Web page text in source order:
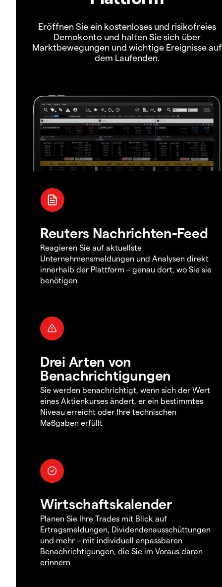
Eröffnen Sie ein kostenloses und risikofreies
Demokonto und halten Sie sich über
Marktbewegungen und wichtige Ereignisse auf
dem Laufenden.
Reuters Nachrichten-Feed
Reagieren Sie auf aktuellste
Unternehmensmeldungen und Analysen direkt
innerhalb der Plattform – genau dort, wo Sie sie
benötigen
Drei Arten von
Benachrichtigungen
Sie werden benachrichtigt, wenn sich der Wert
eines Aktienkurses ändert, er ein bestimmtes
Niveau erreicht oder Ihre technischen
Maßgaben erfüllt
Wirtschaftskalender
Planen Sie Ihre Trades mit Blick auf
Ertragsmeldungen, Dividendenausschüttungen
und mehr – mit individuell anpassbaren
Benachrichtigungen, die Sie im Voraus daran
erinnern